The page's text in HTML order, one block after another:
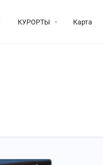
КУРОРТЫ Карта